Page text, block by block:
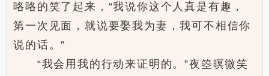
咯咯的笑了起来，“我说你这个人真是有趣，
第一次见面，就说要娶我为妻，我可不相信你
说的话。”
“我会用我的行动来证明的。”夜箜暝微笑